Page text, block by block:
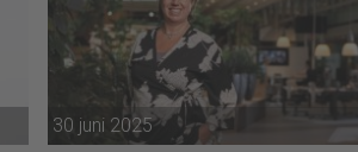
30 juni 2025